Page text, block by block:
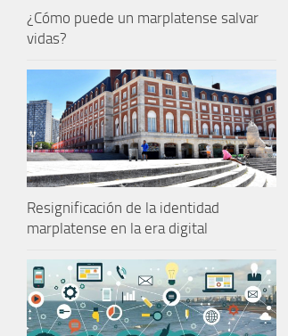
¿Cómo puede un marplatense salvar
vidas?
Resignificación de la identidad
marplatense en la era digital